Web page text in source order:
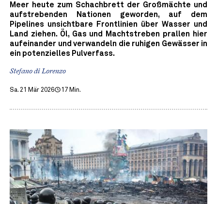
Meer heute zum Schachbrett der Großmächte und
aufstrebenden Nationen geworden, auf dem
Pipelines unsichtbare Frontlinien über Wasser und
Land ziehen. Öl, Gas und Machtstreben prallen hier
aufeinander und verwandeln die ruhigen Gewässer in
ein potenzielles Pulverfass.
Stefano di Lorenzo
Sa. 21 Mär 2026 17 Min.